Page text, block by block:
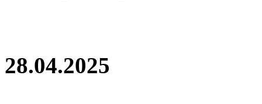
28.04.2025